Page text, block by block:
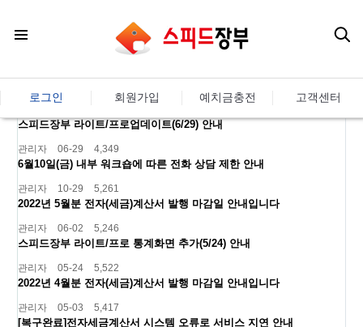
로그인 회원가입 예치금충전 고객센터
스피드장부 라이트/프로업데이트(6/29) 안내
관리자 06-29 4,349
6월10일(금) 내부 워크숍에 따른 전화 상담 제한 안내
관리자 10-29 5,261
2022년 5월분 전자(세금)계산서 발행 마감일 안내입니다
관리자 06-02 5,246
스피드장부 라이트/프로 통계화면 추가(5/24) 안내
관리자 05-24 5,522
2022년 4월분 전자(세금)계산서 발행 마감일 안내입니다
관리자 05-03 5,417
[복구완료]전자세금계산서 시스템 오류로 서비스 지연 안내